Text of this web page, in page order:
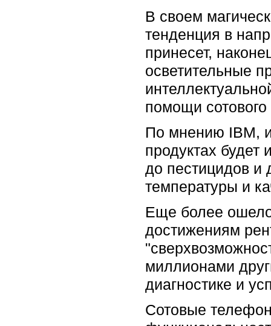
В своем
тенденция в
принесет,
осветительные
помощи
По мнению IBM,
продуктах
до пестицидов и
температуры и
Еще более
достижениям
миллионами
диагностике и
Сотовые